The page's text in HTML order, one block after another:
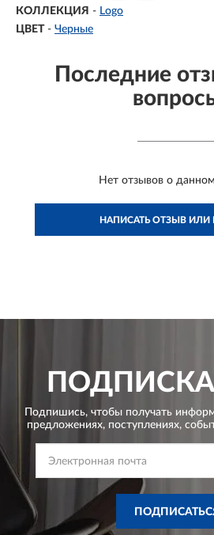
КОЛЛЕКЦИЯ - Logo
ЦВЕТ - Черные
Последние
Нет отзывов о
НАПИСАТЬ ОТЗЫВ ИЛИ
ПОДПИСКА
Подпишись, чтобы получать
предложениях, поступлениях,